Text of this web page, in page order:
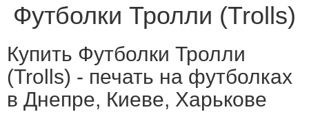
Футболки Тролли (Trolls)
Купить Футболки Тролли
(Trolls) - печать на футболках
в Днепре, Киеве, Харькове